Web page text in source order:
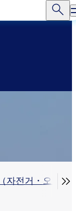
자전거・오토바
